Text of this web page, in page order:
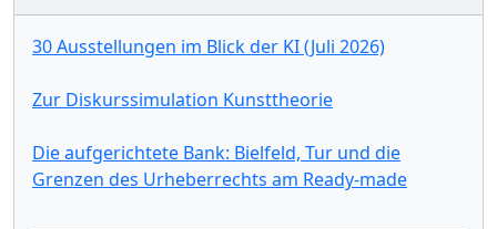
30 Ausstellungen im Blick der KI (Juli 2026)
Zur Diskurssimulation Kunsttheorie
Die aufgerichtete Bank: Bielfeld, Tur und die
Grenzen des Urheberrechts am Ready-made